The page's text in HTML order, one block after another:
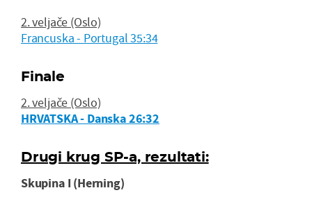
2. veljače (Oslo)
Francuska - Portugal 35:34
Finale
2. veljače (Oslo)
HRVATSKA - Danska 26:32
Drugi krug SP-a, rezultati:
Skupina I (Herning)